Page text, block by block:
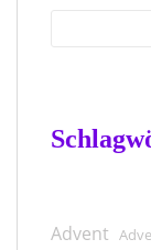
Advent